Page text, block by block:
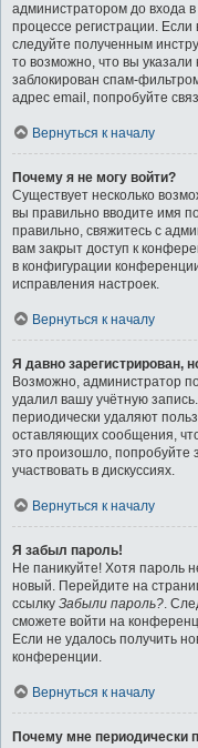
администратором до входа
процессе регистрации.
следуйте полученным
то возможно, что вы
заблокирован спам-
адрес email, попробуйте
Вернуться к началу
Почему я не могу войти?
Существует несколько
вы правильно вводите имя
правильно, свяжитесь с
вам закрыт доступ к
в конфигурации
исправления настроек.
Вернуться к началу
Я давно зарегистрирован,
Возможно, администратор
удалил вашу учётную
периодически удаляют
оставляющих сообщения,
это произошло, попробуйте
участвовать в дискуссиях.
Вернуться к началу
Я забыл пароль!
Не паникуйте! Хотя пароль
новый. Перейдите на
ссылку Забыли пароль?.
сможете войти на
Если не удалось получить
конференции.
Вернуться к началу
Почему мне периодически